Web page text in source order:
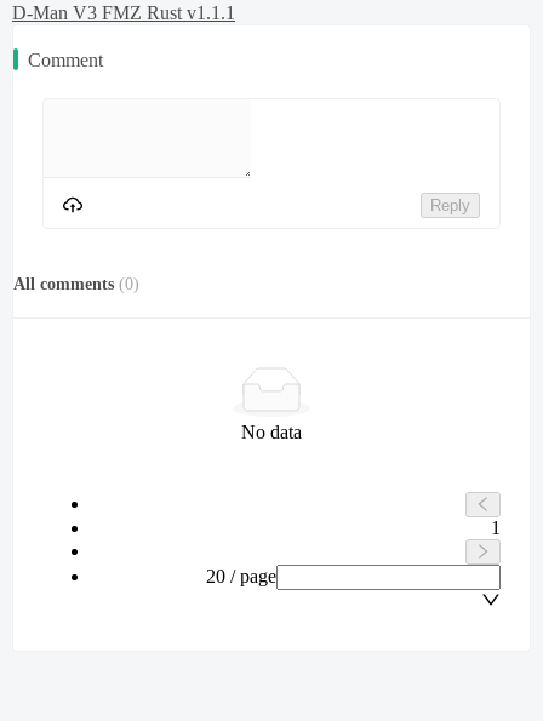
D-Man V3 FMZ Rust v1.1.1
Comment
Reply
All comments (0)
No data
1
20 / page